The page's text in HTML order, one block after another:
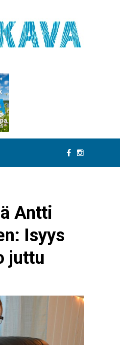
Antti
Isyys
juttu